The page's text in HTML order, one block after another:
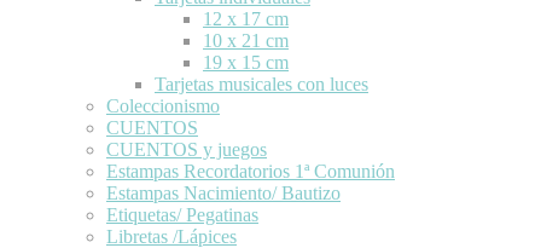
12 x 17 cm
10 x 21 cm
19 x 15 cm
Tarjetas musicales con luces
Coleccionismo
CUENTOS
CUENTOS y juegos
Estampas Recordatorios 1ª Comunión
Estampas Nacimiento/ Bautizo
Etiquetas/ Pegatinas
Libretas /Lápices